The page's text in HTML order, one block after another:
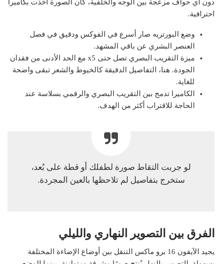
دون أي حواف مزعجة بين الوجه والخلفية، كأن الصورة أُخذت بكاميرا
احترافية.
وضع البورتريه صار أسرع في الفوكس ودقيق في فصل
العنصر البشري عن باقي المشهد.
ميزة التقريب البصري تصل حتى x5 مع الحد الأدنى من فقدان
الجودة. هنا، التفاصيل الدقيقة كالخيوط والشعر تبقى واضحة
للغاية.
الكاميرا تدمج بين التقريب البصري والرقمي بسلاسة عند
الحاجة للاقتراب أكثر من الهدف.
لو جربت التقاط صورة لطفلك أو قطة على بُعد،
ستخرج بتفاصيل لم تلاحظها بالعين المجردة.
الفرق بين التصوير النهاري والليلي
يجيد الآيفون 16 برو ماكس التنقل بين أوضاع الإضاءة المختلفة